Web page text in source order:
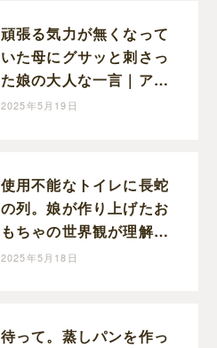
頑張る気力が無くなって
いた母にグサッと刺さっ
た娘の大人な一言｜アツ
アゲの育児絵日記
2025年5月19日
使用不能なトイレに長蛇
の列。娘が作り上げたお
もちゃの世界観が理解不
能だった｜アツアゲの育
2025年5月18日
待って。蒸しパンを作っ